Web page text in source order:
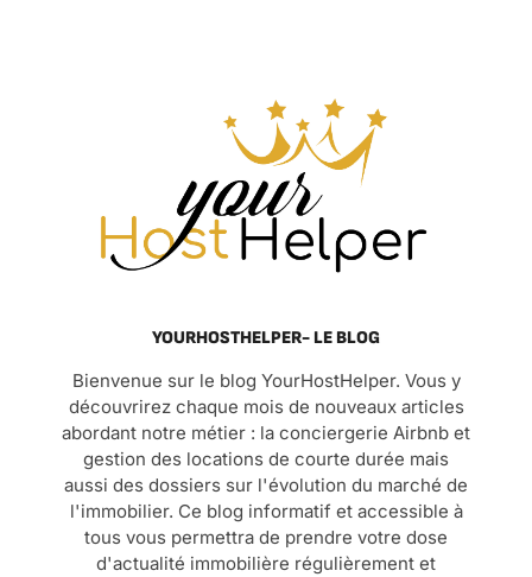
YOURHOSTHELPER- LE BLOG
Bienvenue sur le blog YourHostHelper. Vous y
découvrirez chaque mois de nouveaux articles
abordant notre métier : la conciergerie Airbnb et
gestion des locations de courte durée mais
aussi des dossiers sur l'évolution du marché de
l'immobilier. Ce blog informatif et accessible à
tous vous permettra de prendre votre dose
d'actualité immobilière régulièrement et